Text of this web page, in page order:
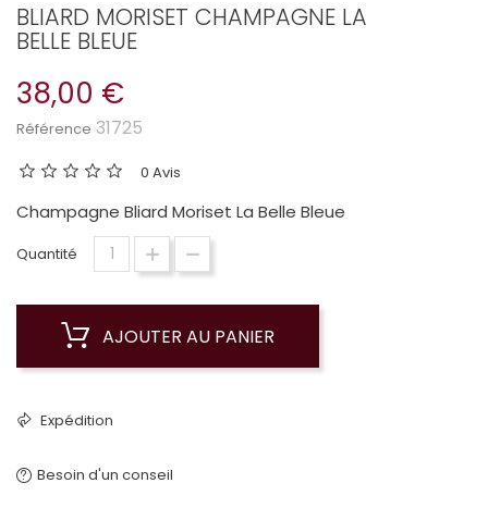
BLIARD MORISET CHAMPAGNE LA
BELLE BLEUE
38,00 €
Référence 31725
0 Avis
Champagne Bliard Moriset La Belle Bleue
Quantité
AJOUTER AU PANIER
Expédition
Besoin d'un conseil